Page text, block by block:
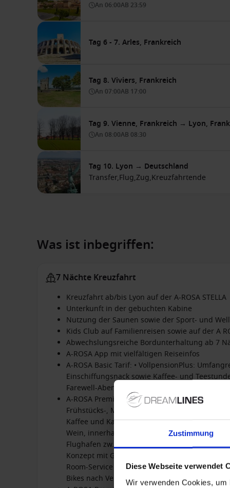
Zustimmung
Diese Webseite verwendet
Wir verwenden Cookies,
An 06:00AB 23:59
Tag 6 - 7. Arles, Frankreich
Tag 8. Viviers, Frankreich
An 07:00AB 17:00
Tag 9. Vienne, Frankreich → Lyon,
An 08:00AB 08:30
Tag 10. Lyon → Deutschland
Transfer,Flug,Zug,Kreuzfahrtende
Was ist inbegriffen:
7 Nächte Kreuzfahrt
Kreuzfahrt ab/bis Lyon auf der A-ROSA STELLA
Unterkunft in der gebuchten Kabine
Nutzung der Saunen sowie der Sport- und
Kids Club auf Familienreisen sowie auf der A
Abwechslungsreiche Bordunterhaltung ab 7
A-ROSA App mit vielfältigen Reiseinfos
A-ROSA Basic Tarif: • VollpensionPlus:
Einschiffungsnack sowie Kaffee- und
Farewell-Abende (ab 7 Nächte)
A-ROSA Premium Alles Inklusive Tarif für
Frühstücks-, Mittags und Dinnerbuffet mit
Kaffee und Kaffeespezialitäten zum
Wein, innerhalb der Baröffnungszeiten) •
Flughafen zw. TGV-Bahnhof und Schiff, wenn
Konzept mit Guest-Relations-Management •
Room-Service in jeder Kabinenkategorie
Bikes nach Verfügbarkeit